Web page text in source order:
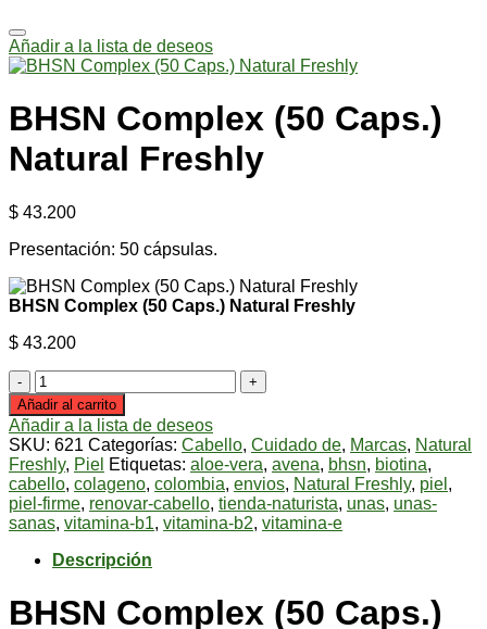
Añadir a la lista de deseos
BHSN Complex (50 Caps.)
Natural Freshly
$ 43.200
Presentación: 50 cápsulas.
BHSN Complex (50 Caps.) Natural Freshly
$ 43.200
BHSN
Complex
(50
Caps.)
Natural
Freshly
cantidad
Añadir al carrito
Añadir a la lista de deseos
SKU: 621 Categorías: Cabello, Cuidado de, Marcas, Natural
Freshly, Piel Etiquetas: aloe-vera, avena, bhsn, biotina,
cabello, colageno, colombia, envios, Natural Freshly, piel ,
piel-firme, renovar-cabello, tienda-naturista, unas, unas-
sanas, vitamina-b1, vitamina-b2, vitamina-e
Descripción
BHSN Complex (50 Caps.)